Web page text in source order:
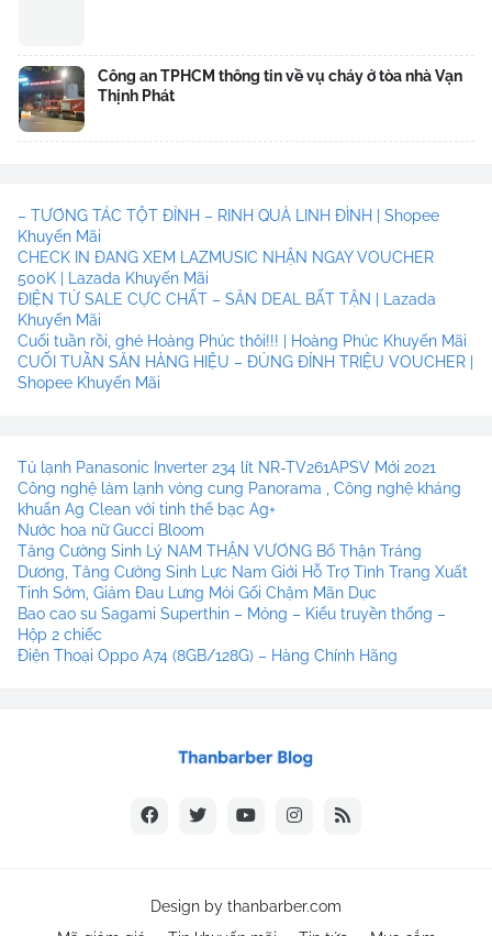
Công an TPHCM thông tin về vụ cháy ở tòa nhà Vạn
Thịnh Phát
– TƯƠNG TÁC TỘT ĐỈNH – RINH QUÀ LINH ĐÌNH | Shopee
Khuyến Mãi
CHECK IN ĐANG XEM LAZMUSIC NHẬN NGAY VOUCHER
500K | Lazada Khuyến Mãi
ĐIỆN TỬ SALE CỰC CHẤT – SĂN DEAL BẤT TẬN | Lazada
Khuyến Mãi
Cuối tuần rồi, ghé Hoàng Phúc thôi!!! | Hoàng Phúc Khuyến Mãi
CUỐI TUẦN SĂN HÀNG HIỆU – ĐỦNG ĐỈNH TRIỆU VOUCHER |
Shopee Khuyến Mãi
Tủ lạnh Panasonic Inverter 234 lít NR-TV261APSV Mới 2021
Công nghệ làm lạnh vòng cung Panorama , Công nghệ kháng
khuẩn Ag Clean với tinh thể bạc Ag+
Nước hoa nữ Gucci Bloom
Tăng Cường Sinh Lý NAM THẬN VƯƠNG Bổ Thận Tráng
Dương, Tăng Cường Sinh Lực Nam Giới Hỗ Trợ Tình Trạng Xuất
Tinh Sớm, Giảm Đau Lưng Mỏi Gối Chậm Mãn Dục
Bao cao su Sagami Superthin – Mỏng – Kiểu truyền thống –
Hộp 2 chiếc
Điện Thoại Oppo A74 (8GB/128G) – Hàng Chính Hãng
Design by thanbarber.com